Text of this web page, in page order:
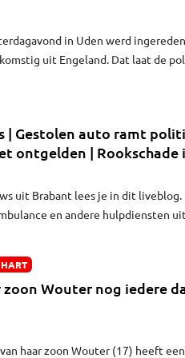
in Uden werd
uit Engeland. Dat laat de
| Gestolen auto ramt
ontgelden |
uit Brabant lees je in dit
en andere hulpdiensten
zoon Wouter nog iedere
haar zoon Wouter (17) heeft